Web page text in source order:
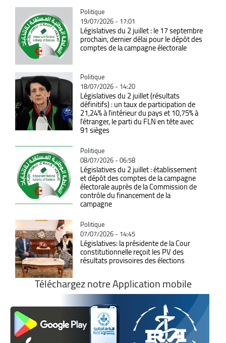
Catégorie
Politique
19/07/2026 - 17:01
Législatives du 2 juillet : le 17 septembre
prochain, dernier délai pour le dépôt des
comptes de la campagne électorale
Catégorie
Politique
18/07/2026 - 14:20
Législatives du 2 juillet (résultats
définitifs) : un taux de participation de
21,24% à l'intérieur du pays et 10,75% à
l'étranger, le parti du FLN en tête avec
91 sièges
Catégorie
Politique
08/07/2026 - 06:58
Législatives du 2 juillet : établissement
et dépôt des comptes de la campagne
électorale auprès de la Commission de
contrôle du financement de la
campagne
Catégorie
Politique
07/07/2026 - 14:45
Législatives: la présidente de la Cour
constitutionnelle reçoit les PV des
résultats provisoires des élections
Téléchargez notre Application mobile